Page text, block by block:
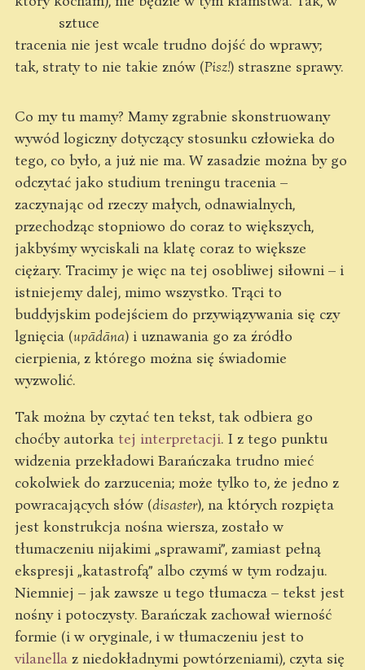
sztuce
tracenia nie jest wcale trudno dojść do wprawy;
tak, straty to nie takie znów (Pisz!) straszne sprawy.
Co my tu mamy? Mamy zgrabnie skonstruowany
wywód logiczny dotyczący stosunku człowieka do
tego, co było, a już nie ma. W zasadzie można by go
odczytać jako studium treningu tracenia –
zaczynając od rzeczy małych, odnawialnych,
przechodząc stopniowo do coraz to większych,
jakbyśmy wyciskali na klatę coraz to większe
ciężary. Tracimy je więc na tej osobliwej siłowni – i
istniejemy dalej, mimo wszystko. Trąci to
buddyjskim podejściem do przywiązywania się czy
lgnięcia (upādāna) i uznawania go za źródło
cierpienia, z którego można się świadomie
wyzwolić.
Tak można by czytać ten tekst, tak odbiera go
choćby autorka tej interpretacji. I z tego punktu
widzenia przekładowi Barańczaka trudno mieć
cokolwiek do zarzucenia; może tylko to, że jedno z
powracających słów (disaster), na których rozpięta
jest konstrukcja nośna wiersza, zostało w
tłumaczeniu nijakimi „sprawami”, zamiast pełną
ekspresji „katastrofą” albo czymś w tym rodzaju.
Niemniej – jak zawsze u tego tłumacza – tekst jest
nośny i potoczysty. Barańczak zachował wierność
formie (i w oryginale, i w tłumaczeniu jest to
vilanella z niedokładnymi powtórzeniami), czyta się